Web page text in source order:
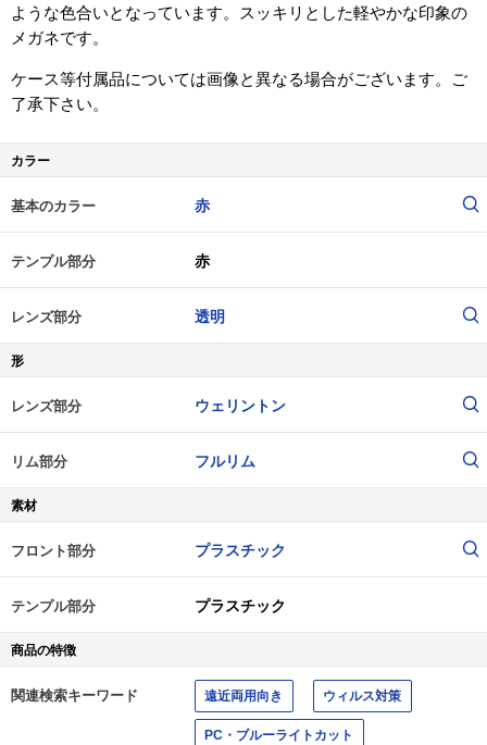
ような色合いとなっています。スッキリとした軽やかな印象の
メガネです。
ケース等付属品については画像と異なる場合がございます。ご
了承下さい。
カラー
基本のカラー 赤
テンプル部分 赤
レンズ部分 透明
形
レンズ部分 ウェリントン
リム部分 フルリム
素材
フロント部分 プラスチック
テンプル部分 プラスチック
商品の特徴
関連検索キーワード 遠近両用向き ウィルス対策
PC・ブルーライトカット